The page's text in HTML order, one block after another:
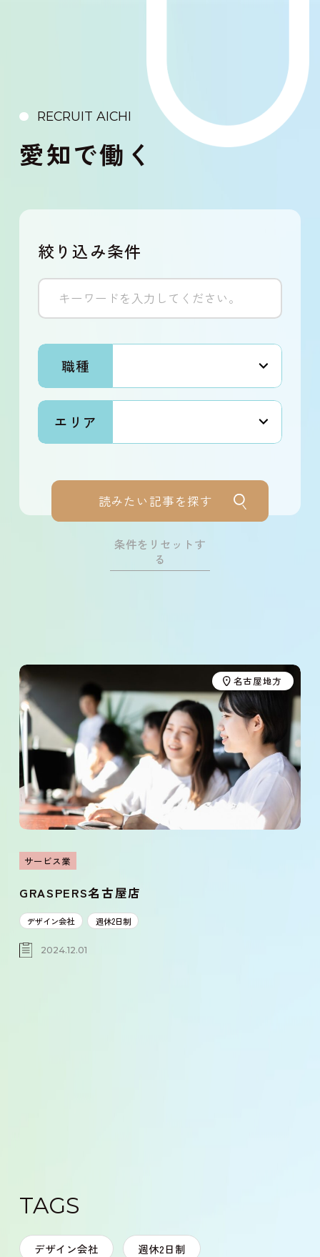
RECRUIT AICHI
愛知で働く
絞り込み条件
職種
不動産業
電気・ガス
製造業
建設業
漁業
農業・林業
アーティスト
エリア
読みたい記事を探す
条件をリセットす
る
名古屋地方
サービス業
GRASPERS名古屋店
デザイン会社 週休2日制
2024.12.01
TAGS
デザイン会社 週休2日制